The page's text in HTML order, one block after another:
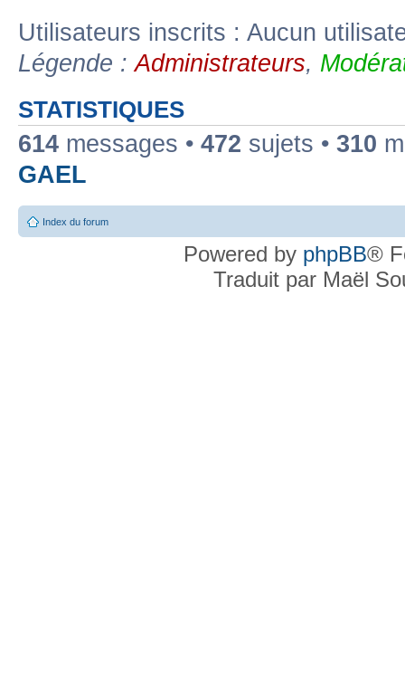
Utilisateurs inscrits : Aucun
Légende :Administrateurs,
STATISTIQUES
614 messages • 472 sujets • 310
GAEL
Index du forum
Powered by phpBB®
Traduit par Maël